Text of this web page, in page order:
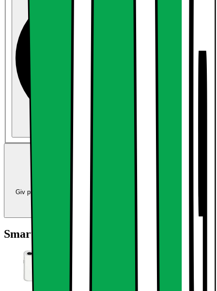
Trade-in:
Giv produkter i bytte og brug værdien som betaling ved køb af nye
Smart at tilføje